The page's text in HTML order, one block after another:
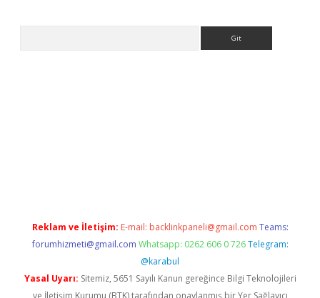
Reklam ve İletişim: E-mail: backlinkpaneli@gmail.com Teams:
forumhizmeti@gmail.com Whatsapp: 0262 606 0 726 Telegram:
@karabul
Yasal Uyarı: Sitemiz, 5651 Sayılı Kanun gereğince Bilgi Teknolojileri
ve İletişim Kurumu (BTK) tarafından onaylanmış bir Yer Sağlayıcı